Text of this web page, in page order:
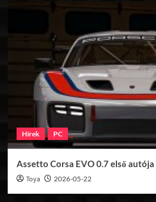
Hírek PC
Assetto Corsa EVO 0.7 első autója
Toya 2026-05-22